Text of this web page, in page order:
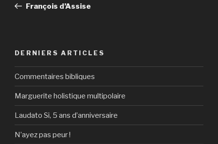
l’article
précédent
François d’Assise
DERNIERS ARTICLES
Commentaires bibliques
Marguerite holistique multipolaire
Laudato Si, 5 ans d’anniversaire
N’ayez pas peur !